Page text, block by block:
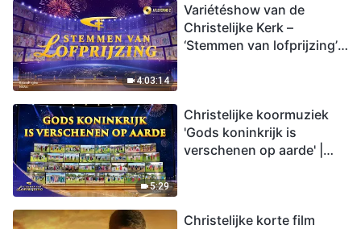
4:03:14
Variétéshow van de
Christelijke Kerk –
‘Stemmen van lofprijzing’,
5:29
Christelijke koormuziek
'Gods koninkrijk is
verschenen op aarde' |
Christelijke korte film